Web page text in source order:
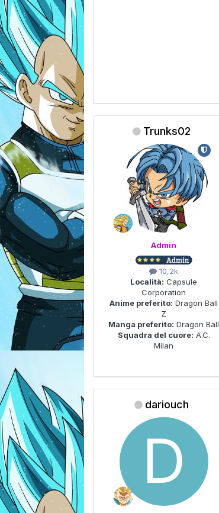
Trunks02
Admin
10,2k
Località: Capsule
Corporation
Anime preferito: Dragon Ball
Z
Manga preferito: Dragon Ball
Squadra del cuore: A.C.
Milan
dariouch